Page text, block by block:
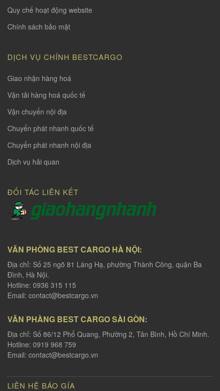
Quy chế hoạt động website
Chính sách bảo mật
DỊCH VỤ CHÍNH BESTCARGO
Giao nhận hàng hoá
Vận tải hàng hoá quốc tế
Vận chuyển nội địa
Chuyển phát nhanh quốc tế
Chuyển phát nhanh nội địa
Dịch vụ hải quan
ĐỐI TÁC LIÊN KẾT
VĂN PHÒNG BEST CARGO HÀ NỘI:
Địa chỉ: Số 25 ngõ 81 Láng Hạ, phường Thành Công, quận Ba
Đình, Hà Nội.
Hotline: 0936 315 115
Email: contact@bestcargo.vn
VĂN PHÀNG BEST CARGO SÀI GÒN:
Địa chỉ: Số 86/12 Phổ Quang, Phường 2, Tân Bình, Hồ Chí Minh.
Hotline: 0919 968 759
Email: contact@bestcargo.vn
LIÊN HỆ BÁO GÍA